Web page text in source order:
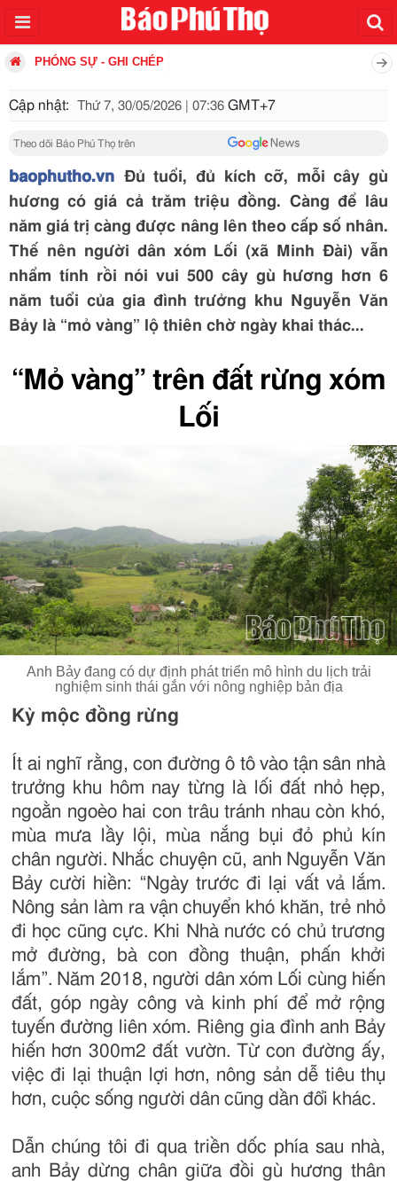
PHÓNG SỰ - GHI CHÉP
Cập nhật: Thứ 7, 30/05/2026 | 07:36 GMT+7
Theo dõi Báo Phú Thọ trên
baophutho.vn Đủ tuổi, đủ kích cỡ, mỗi cây gù
hương có giá cả trăm triệu đồng. Càng để lâu
năm giá trị càng được nâng lên theo cấp số nhân.
Thế nên người dân xóm Lối (xã Minh Đài) vẫn
nhẩm tính rồi nói vui 500 cây gù hương hơn 6
năm tuổi của gia đình trưởng khu Nguyễn Văn
Bảy là “mỏ vàng” lộ thiên chờ ngày khai thác...
“Mỏ vàng” trên đất rừng xóm
Lối
Anh Bảy đang có dự định phát triển mô hình du lịch trải
nghiệm sinh thái gắn với nông nghiệp bản địa
Kỳ mộc đồng rừng
Ít ai nghĩ rằng, con đường ô tô vào tận sân nhà
trưởng khu hôm nay từng là lối đất nhỏ hẹp,
ngoằn ngoèo hai con trâu tránh nhau còn khó,
mùa mưa lầy lội, mùa nắng bụi đỏ phủ kín
chân người. Nhắc chuyện cũ, anh Nguyễn Văn
Bảy cười hiền: “Ngày trước đi lại vất vả lắm.
Nông sản làm ra vận chuyển khó khăn, trẻ nhỏ
đi học cũng cực. Khi Nhà nước có chủ trương
mở đường, bà con đồng thuận, phấn khởi
lắm”. Năm 2018, người dân xóm Lối cùng hiến
đất, góp ngày công và kinh phí để mở rộng
tuyến đường liên xóm. Riêng gia đình anh Bảy
hiến hơn 300m2 đất vườn. Từ con đường ấy,
việc đi lại thuận lợi hơn, nông sản dễ tiêu thụ
hơn, cuộc sống người dân cũng dần đổi khác.
Dẫn chúng tôi đi qua triền dốc phía sau nhà,
anh Bảy dừng chân giữa đồi gù hương thân